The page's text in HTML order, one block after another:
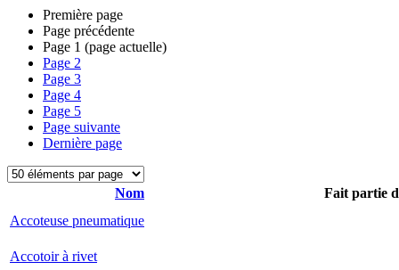
Première page
Page précédente
Page 1 (page actuelle)
Page 2
Page 3
Page 4
Page 5
Page suivante
Dernière page
Nom
Fait partie
Accoteuse pneumatique
Accotoir à rivet